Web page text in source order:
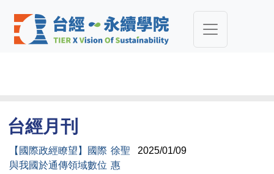
台經月刊
【國際政經瞭望】國際
與我國於通傳領域數位
徐聖
惠
2025/01/09